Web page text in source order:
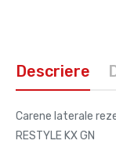
Descriere
Carene laterale
RESTYLE KX GN